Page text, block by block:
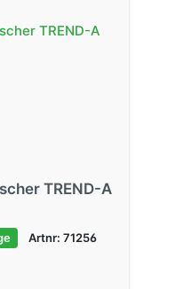
TREND-A
Artnr: 71256